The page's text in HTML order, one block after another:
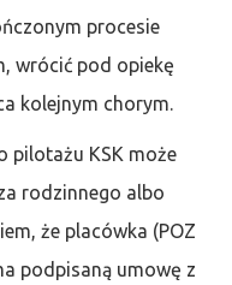
procesie
wrócić pod opiekę
kolejnym chorym.
pilotażu KSK może
rodzinnego albo
że placówka (POZ
podpisaną umowę z